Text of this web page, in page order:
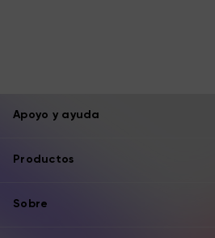
Apoyo y ayuda
Productos
Sobre